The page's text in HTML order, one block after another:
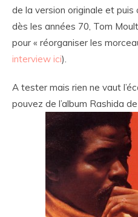
de la version originale et puis
dès les années 70, Tom
pour « réorganiser les
interview ici).
A tester mais rien ne vaut
pouvez de l’album Rashida